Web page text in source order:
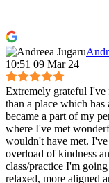
10:51 09 Mar 24
Extremely grateful I've
than a place which has
became a part of my
where I've met
wouldn't have met.
overload of kindness
class/practice I'm
relaxed, more aligned